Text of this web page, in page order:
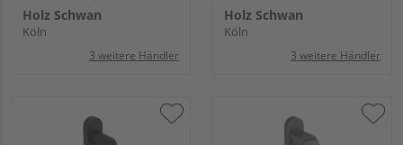
Holz Schwan
Köln
3 weitere Händler
Holz Schwan
Köln
3 weitere Händler